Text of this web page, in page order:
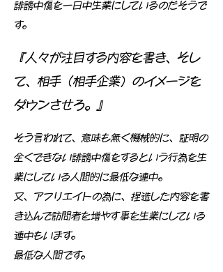
誹謗中傷を一日中生業にしているのだそうで
す。
『人々が注目する内容を書き、そし
て、相手（相手企業）のイメージを
ダウンさせろ。』
そう言われて、意味も無く機械的に、証明の
全くできない誹謗中傷をするという行為を生
業にしている人間的に最低な連中。
又、アフリエイトの為に、捏造した内容を書
き込んで訪問者を増やす事を生業にしている
連中もいます。
最低な人間です。